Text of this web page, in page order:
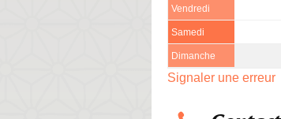
Vendredi
Samedi
Dimanche
Signaler une erreur